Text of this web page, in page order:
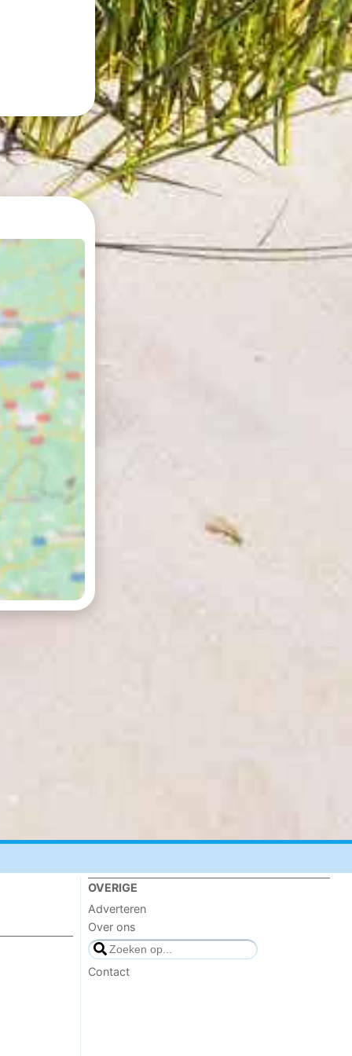
OVERIGE
Adverteren
Over ons
Contact